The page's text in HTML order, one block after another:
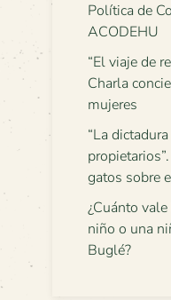
Política de
ACODEHU
“El viaje de
Charla
mujeres
“La
gatos sobre
¿Cuánto
niño o una
Buglé?